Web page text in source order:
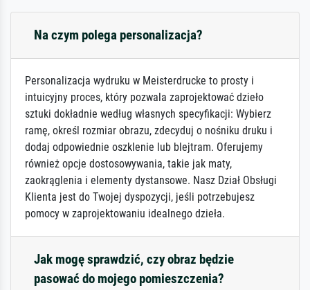
Na czym polega personalizacja?
Personalizacja wydruku w Meisterdrucke to prosty i
intuicyjny proces, który pozwala zaprojektować dzieło
sztuki dokładnie według własnych specyfikacji: Wybierz
ramę, określ rozmiar obrazu, zdecyduj o nośniku druku i
dodaj odpowiednie oszklenie lub blejtram. Oferujemy
również opcje dostosowywania, takie jak maty,
zaokrąglenia i elementy dystansowe. Nasz Dział Obsługi
Klienta jest do Twojej dyspozycji, jeśli potrzebujesz
pomocy w zaprojektowaniu idealnego dzieła.
Jak mogę sprawdzić, czy obraz będzie
pasować do mojego pomieszczenia?